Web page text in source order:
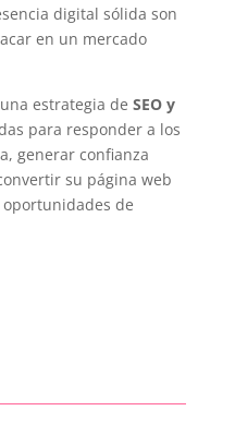
digital sólida son
en un mercado
estrategia de SEO y
para responder a los
generar confianza
su página web
de